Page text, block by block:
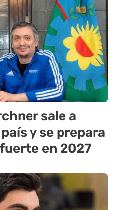
sale a
y se prepara
en 2027